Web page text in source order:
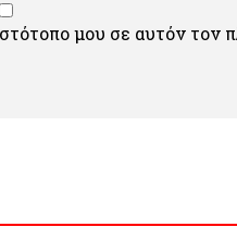
μου σε αυτόν τον